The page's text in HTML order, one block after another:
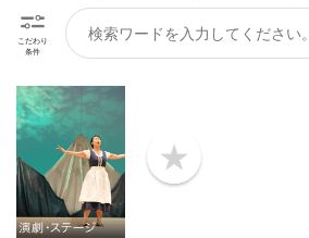
こだわり
条件
b
o